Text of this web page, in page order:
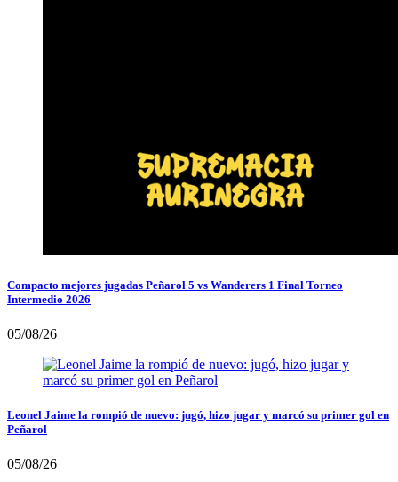
Compacto mejores jugadas Peñarol 5 vs Wanderers 1 Final Torneo
Intermedio 2026
05/08/26
Leonel Jaime la rompió de nuevo: jugó, hizo jugar y marcó su primer gol en
Peñarol
05/08/26